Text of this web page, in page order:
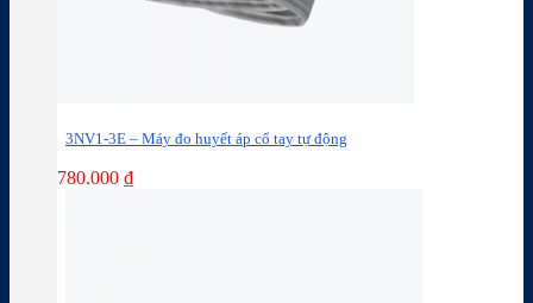
3NV1-3E – Máy đo huyết áp cổ tay tự động
780.000 ₫